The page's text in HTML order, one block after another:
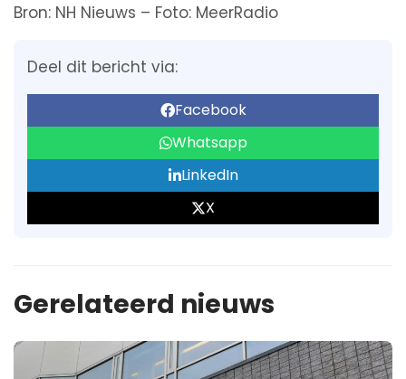
Bron: NH Nieuws – Foto: MeerRadio
Deel dit bericht via:
Facebook
Whatsapp
LinkedIn
X
Gerelateerd nieuws